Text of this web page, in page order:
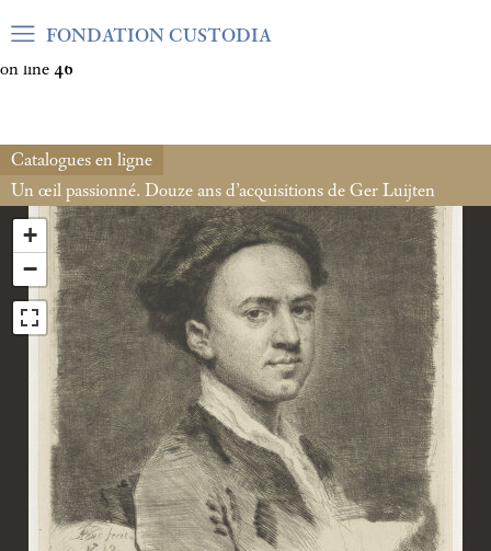
Warning: Undefined array key "var_mode" in
on line 46
FONDATION CUSTODIA
Catalogues en ligne
Un œil passionné. Douze ans d’acquisitions de Ger Luijten
+
−